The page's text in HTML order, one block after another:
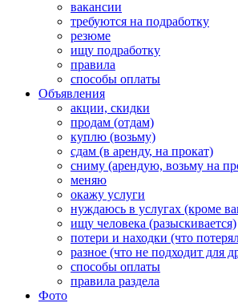
вакансии
требуются на подработку
резюме
ищу подработку
правила
способы оплаты
Объявления
акции, скидки
продам (отдам)
куплю (возьму)
сдам (в аренду, на прокат)
сниму (арендую, возьму на
меняю
окажу услуги
нуждаюсь в услугах (кроме
ищу человека (разыскивается)
потери и находки (что
разное (что не подходит для
способы оплаты
правила раздела
Фото